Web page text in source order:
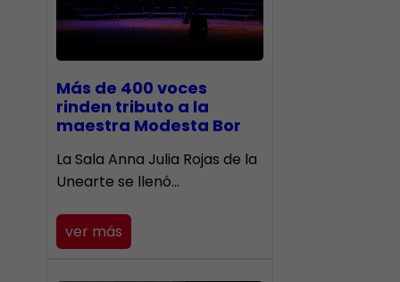
Más de 400 voces
rinden tributo a la
maestra Modesta Bor
​La Sala Anna Julia Rojas de la
Unearte se llenó…
ver más